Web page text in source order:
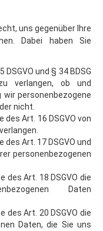
Dabei haben Sie
und § 34 BDSG
verlangen, ob und
personenbezogene
nicht.
Art. 16 DSGVO von
Art. 17 DSGVO und
personenbezogenen
Art. 18 DSGVO die
Daten
Art. 20 DSGVO die
Daten, die Sie uns
gängigen und